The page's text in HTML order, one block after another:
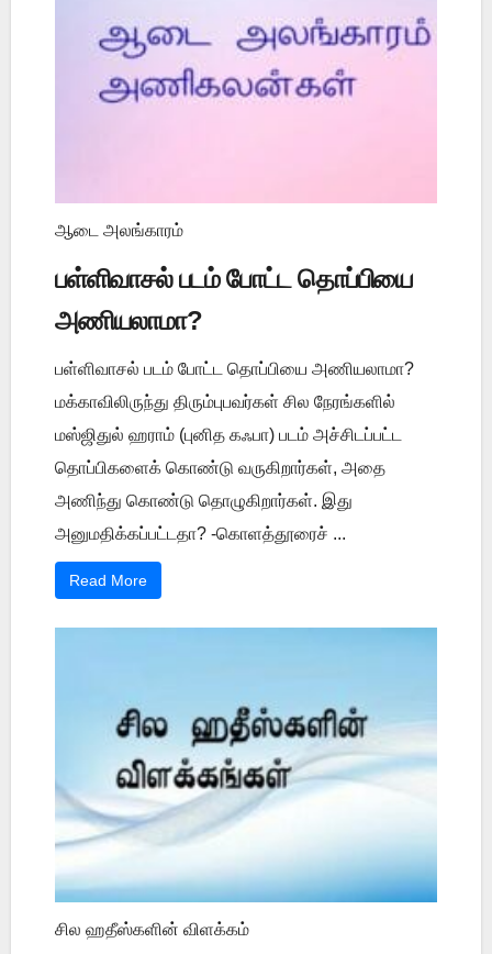
ஆடை அலங்காரம்
பள்ளிவாசல் படம் போட்ட தொப்பியை
அணியலாமா?
பள்ளிவாசல் படம் போட்ட தொப்பியை அணியலாமா?
மக்காவிலிருந்து திரும்புபவர்கள் சில நேரங்களில்
மஸ்ஜிதுல் ஹராம் (புனித கஃபா) படம் அச்சிடப்பட்ட
தொப்பிகளைக் கொண்டு வருகிறார்கள், அதை
அணிந்து கொண்டு தொழுகிறார்கள். இது
அனுமதிக்கப்பட்டதா? -கொளத்தூரைச் ...
Read More
சில ஹதீஸ்களின் விளக்கம்